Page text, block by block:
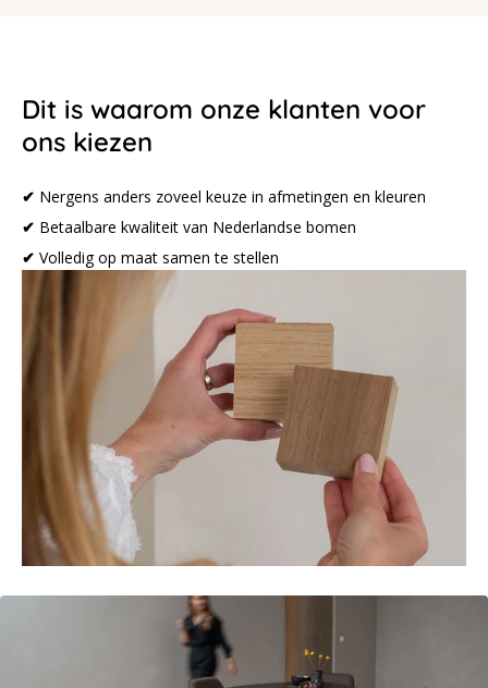
Dit is waarom onze klanten voor
ons kiezen
✔ Nergens anders zoveel keuze in afmetingen en kleuren
✔ Betaalbare kwaliteit van Nederlandse bomen
✔ Volledig op maat samen te stellen